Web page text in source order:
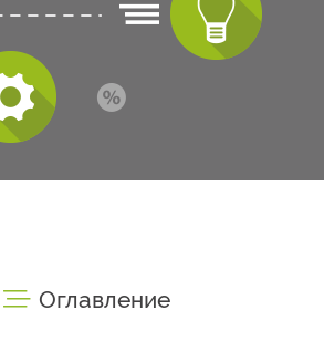
Оглавление